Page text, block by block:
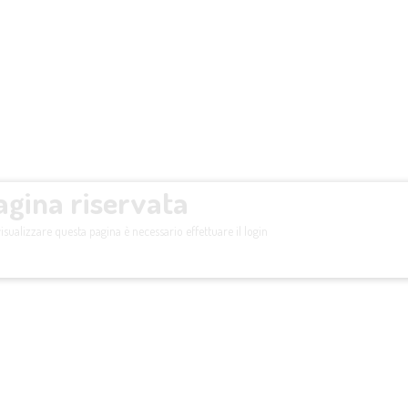
riservata
questa pagina è necessario effettuare il login